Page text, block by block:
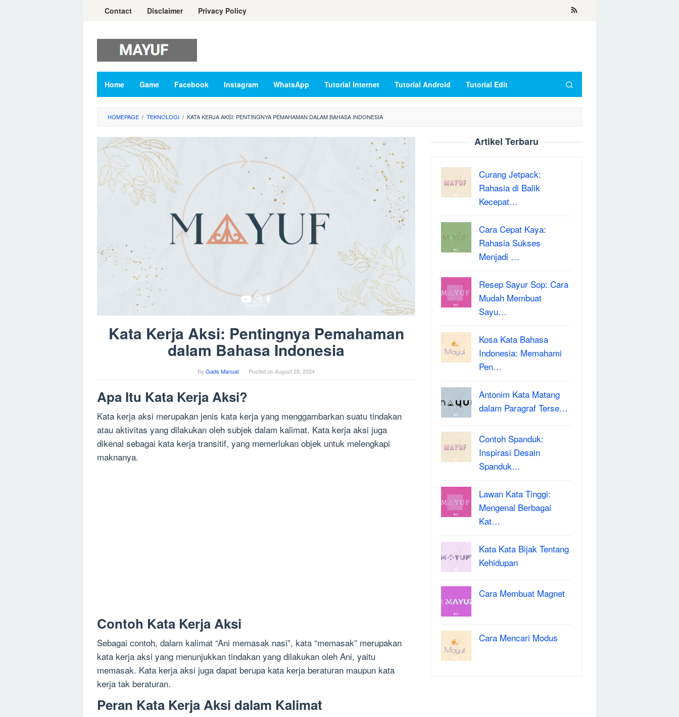
Contact Disclaimer Privacy Policy
Home Game Facebook Instagram WhatsApp Tutorial Internet Tutorial Android Tutorial Edit
HOMEPAGE / TEKNOLOGI / KATA KERJA AKSI: PENTINGNYA PEMAHAMAN DALAM BAHASA INDONESIA
Kata Kerja Aksi: Pentingnya Pemahaman
dalam Bahasa Indonesia
By Gads Manual Posted onAugust 28, 2024
Apa Itu Kata Kerja Aksi?
Kata kerja aksi merupakan jenis kata kerja yang menggambarkan suatu tindakan
atau aktivitas yang dilakukan oleh subjek dalam kalimat. Kata kerja aksi juga
dikenal sebagai kata kerja transitif, yang memerlukan objek untuk melengkapi
maknanya.
Contoh Kata Kerja Aksi
Sebagai contoh, dalam kalimat “Ani memasak nasi”, kata “memasak” merupakan
kata kerja aksi yang menunjukkan tindakan yang dilakukan oleh Ani, yaitu
memasak. Kata kerja aksi juga dapat berupa kata kerja beraturan maupun kata
kerja tak beraturan.
Peran Kata Kerja Aksi dalam Kalimat
Artikel Terbaru
Curang Jetpack:
Rahasia di Balik
Kecepat…
Cara Cepat Kaya:
Rahasia Sukses
Menjadi …
Resep Sayur Sop: Cara
Mudah Membuat
Sayu…
Kosa Kata Bahasa
Indonesia: Memahami
Pen…
Antonim Kata Matang
dalam Paragraf Terse…
Contoh Spanduk:
Inspirasi Desain
Spanduk…
Lawan Kata Tinggi:
Mengenal Berbagai
Kat…
Kata Kata Bijak Tentang
Kehidupan
Cara Membuat Magnet
Cara Mencari Modus